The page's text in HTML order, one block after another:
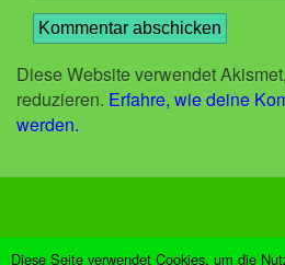
Diese Website verwendet
reduzieren. Erfahre, wie deine
werden.
Zum
Diese Seite verwendet Cookies, um die